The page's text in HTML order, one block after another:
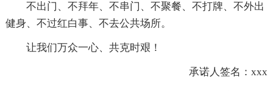
不出门、不拜年、不串门、不聚餐、不打牌、不外出
健身、不过红白事、不去公共场所。
让我们万众一心、共克时艰！
承诺人签名：xxx